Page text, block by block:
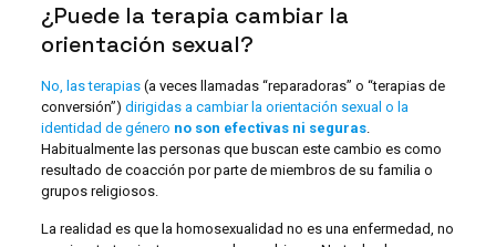
¿Puede la terapia cambiar la
orientación sexual?
No, las terapias (a veces llamadas “reparadoras” o “terapias de
conversión”) dirigidas a cambiar la orientación sexual o la
identidad de género no son efectivas ni seguras.
Habitualmente las personas que buscan este cambio es como
resultado de coacción por parte de miembros de su familia o
grupos religiosos.
La realidad es que la homosexualidad no es una enfermedad, no